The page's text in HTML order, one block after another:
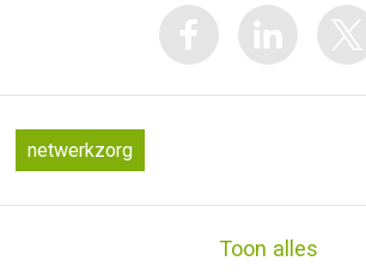
netwerkzorg
Toon alles